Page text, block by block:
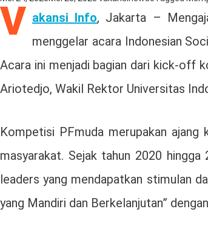
V akansi Info, Jakarta –
menggelar acara Indonesian
Acara ini menjadi bagian dari kick-off
Ariotedjo, Wakil Rektor Universitas
Kompetisi PFmuda merupakan
masyarakat. Sejak tahun 2020
leaders yang mendapatkan stimulan
yang Mandiri dan Berkelanjutan”